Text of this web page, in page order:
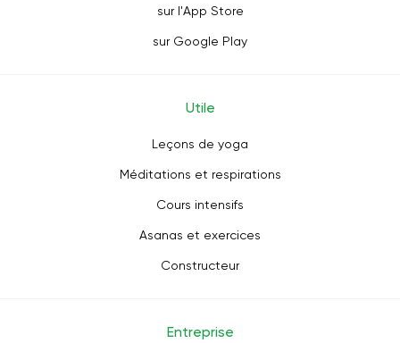
sur l'App Store
sur Google Play
Utile
Leçons de yoga
Méditations et respirations
Cours intensifs
Asanas et exercices
Constructeur
Entreprise